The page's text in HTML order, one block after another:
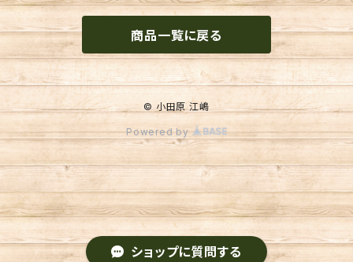
ショップに質問する
便箋
季節物
金封
商品一覧に戻る
© 小田原 江嶋
Powered by